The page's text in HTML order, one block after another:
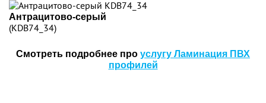
Антрацитово-серый
(KDB74_34)
Смотреть подробнее про услугу Ламинация ПВХ
профилей